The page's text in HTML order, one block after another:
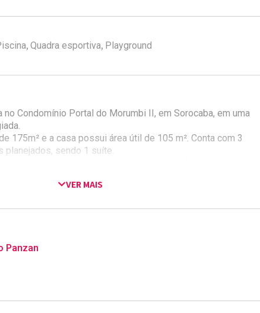
, Quadra esportiva, Playground
no Condomínio Portal do Morumbi II, em Sorocaba, em uma
175m² e a casa possui área útil de 105 m². Conta com 3
planejados, sendo 1 suíte.
VER MAIS
Panzan